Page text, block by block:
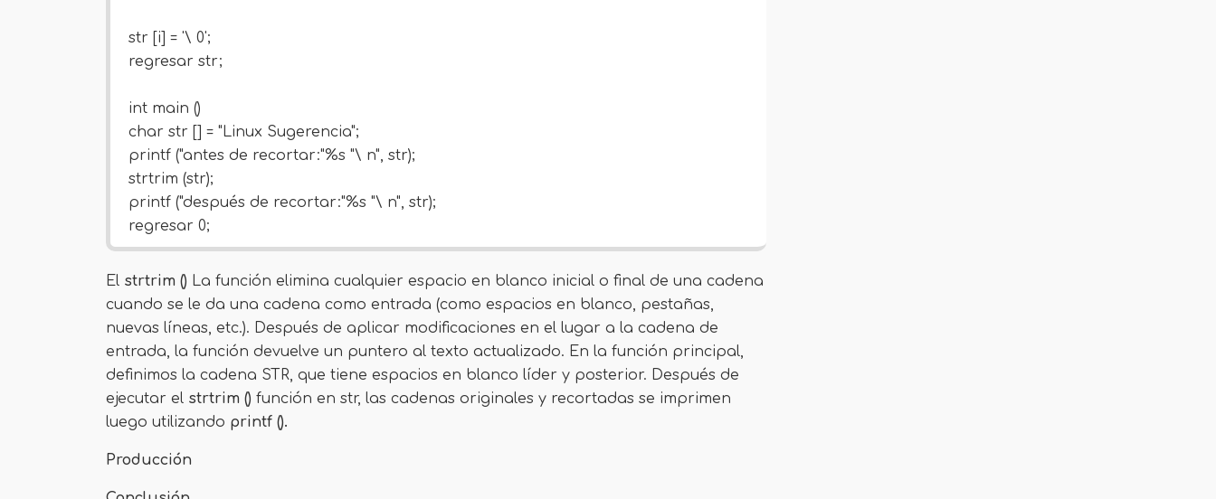
str [i] = '\ 0';
regresar str;
int main ()
char str [] = "Linux Sugerencia";
printf ("antes de recortar:"%s "\ n", str);
strtrim (str);
printf ("después de recortar:"%s "\ n", str);
regresar 0;
El strtrim () La función elimina cualquier espacio en blanco inicial o final de una cadena
cuando se le da una cadena como entrada (como espacios en blanco, pestañas,
nuevas líneas, etc.). Después de aplicar modificaciones en el lugar a la cadena de
entrada, la función devuelve un puntero al texto actualizado. En la función principal,
definimos la cadena STR, que tiene espacios en blanco líder y posterior. Después de
ejecutar el strtrim () función en str, las cadenas originales y recortadas se imprimen
luego utilizando printf ().
Producción